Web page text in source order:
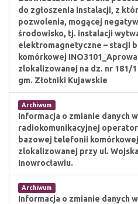
do zgłoszenia instalacji, z
pozwolenia, mogącej
środowisko, tj. instalacji
elektromagnetyczne – stacji
komórkowej
zlokalizowanej na dz. nr 181/
gm. Złotniki Kujawskie
Archiwum
Informacja o zmianie danych
radiokomunikacyjnej
bazowej telefonii komórkowej
zlokalizowanej przy ul.
Inowrocławiu.
Archiwum
Informacja o zmianie danych